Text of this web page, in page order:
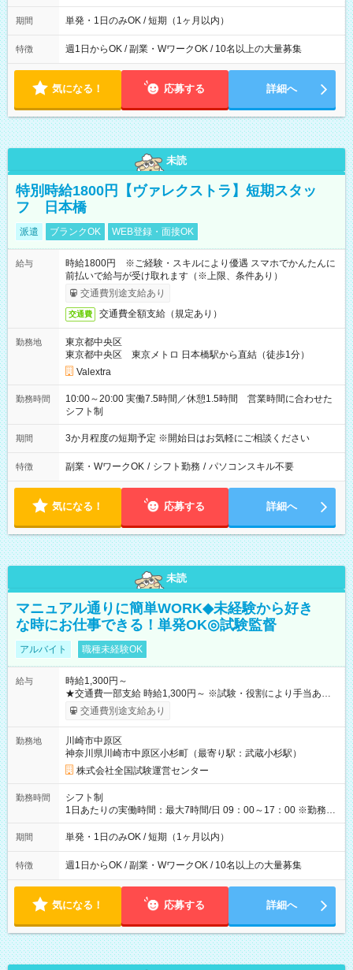
間は 試験により異なります。
期間 単発・1日のみOK / 短期（1ヶ月以内）
特徴 週1日からOK / 副業・WワークOK / 10名以上の大量募集
気になる！ 応募する 詳細へ
未読
特別時給1800円【ヴァレクストラ】短期スタッ
フ 日本橋
派遣 ブランクOK WEB登録・面接OK
給与
時給1800円 ※ご経験・スキルにより優遇 スマホでかんたんに
前払いで給与が受け取れます（※上限、条件あり）
交通費別途支給あり
交通費 交通費全額支給（規定あり）
勤務地
東京都中央区
東京都中央区 東京メトロ 日本橋駅から直結（徒歩1分）
Valextra
勤務時間
10:00～20:00 実働7.5時間／休憩1.5時間 営業時間に合わせた
シフト制
期間 3か月程度の短期予定 ※開始日はお気軽にご相談ください
特徴 副業・WワークOK / シフト勤務 / パソコンスキル不要
気になる！ 応募する 詳細へ
未読
マニュアル通りに簡単WORK◆未経験から好き
な時にお仕事できる！単発OK◎試験監督
アルバイト 職種未経験OK
給与
時給1,300円～
★交通費一部支給 時給1,300円～ ※試験・役割により手当あり
※勤務回数により昇給あり 【即給（前払い）オプションあ
り！】 希望される場合、勤務から1週間ほどで給与の一部を受け
例】 ・河合塾模擬試験 8:30～17:30（休憩1時間） 時給1,300円
×8時間＝日収10,400円＋交通費 ※当日の役割により時給＋100
円の場合あり ・国家試験 7:00～13:30（休憩なし） 時給1,300
円（役割手当＋100円）×6時間＝日収8,400円＋交通費 【試用期
間】試用期間なし
交通費別途支給あり
勤務地
川崎市中原区
神奈川県川崎市中原区小杉町（最寄り駅：武蔵小杉駅）
株式会社全国試験運営センター
勤務時間
シフト制
1日あたりの実働時間：最大7時間/日 09：00～17：00 ※勤務時
間は 試験により異なります。
期間 単発・1日のみOK / 短期（1ヶ月以内）
特徴 週1日からOK / 副業・WワークOK / 10名以上の大量募集
気になる！ 応募する 詳細へ